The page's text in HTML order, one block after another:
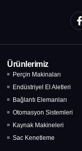
Ürünlerimiz
Perçin Makinaları
Endüstriyel El Aletleri
Bağlantı Elemanları
Otomasyon Sistemleri
Kaynak Makineleri
Sac Kenetleme